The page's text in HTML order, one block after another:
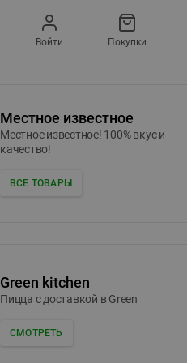
Войти Покупки
Местное известное
Местное известное! 100% вкус и
качество!
ВСЕ ТОВАРЫ
Green kitchen
Пицца c доставкой в Green
СМОТРЕТЬ